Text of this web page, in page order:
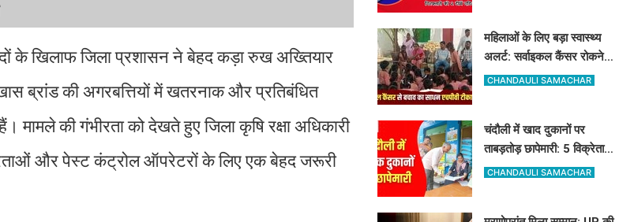
के खिलाफ जिला प्रशासन ने बेहद कड़ा रुख अख्तियार
ब्रांड की अगरबत्तियों में खतरनाक और प्रतिबंधित
मामले की गंभीरता को देखते हुए जिला कृषि रक्षा अधिकारी
और पेस्ट कंट्रोल ऑपरेटरों के लिए एक बेहद जरूरी
महिलाओं के लिए बड़ा स्वास्थ्य
अलर्ट: सर्वाइकल कैंसर रोकने
के लिए मुफ्त लग रहा HPV का
CHANDAULI SAMACHAR
चंदौली में खाद दुकानों पर
ताबड़तोड़ छापेमारी: 5 विक्रेताओं
को नोटिस, 10 सैंपल लिए गए
CHANDAULI SAMACHAR